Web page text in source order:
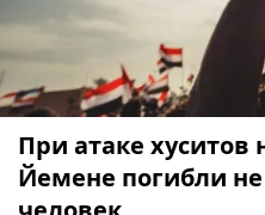
При атаке хуситов
Йемене погибли